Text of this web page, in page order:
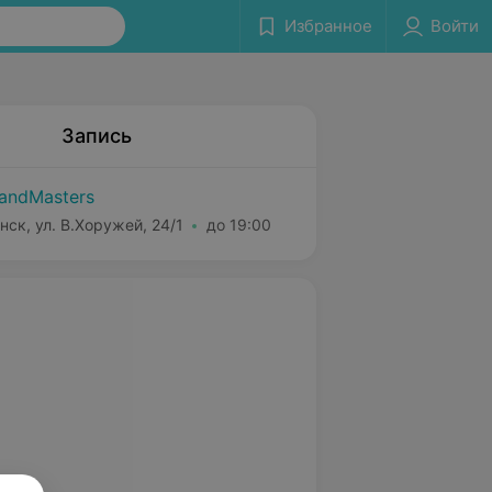
Избранное Войти
Запись
ул. В.Хоружей, 24/1 до 19:00